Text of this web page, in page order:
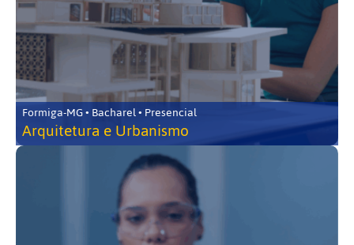
Formiga-MG • Bacharel • Presencial
Arquitetura e Urbanismo